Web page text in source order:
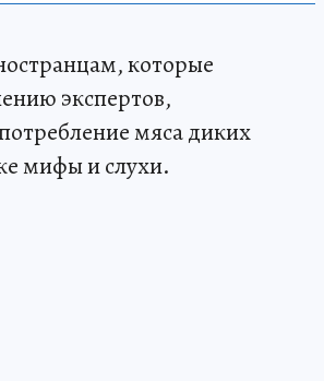
которые
экспертов,
мяса диких
мифы и слухи.